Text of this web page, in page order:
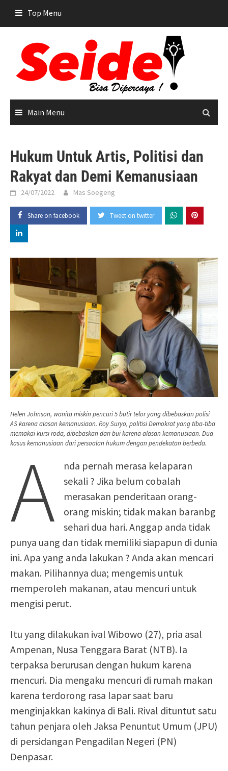
content
Top Menu
Main Menu
Hukum Untuk Artis, Politisi dan
Rakyat dan Demi Kemanusiaan
24/07/2022 Mas Soegeng
Share on facebook Tweet on twitter
Helen Johnson, wanita miskin pencuri 5 butir telor yang dibebaskan polisi
AS karena alasan kemanusiaan. Roy Suryo, politisi Demokrat yang tiba-tiba
memakai kursi roda, dibebaskan dari bui karena alasan kemanusiaan. Dua
kasus kemanusiaan dari persoalan hukum dengan pendekatan berbeda.
A
nda pernah merasa kelaparan
sekali ? Jika belum cobalah
merasakan penderitaan orang-
orang miskin; tidak makan baranbg
sehari dua hari. Anggap anda tidak
punya uang dan tidak memiliki siapapun di dunia
ini. Apa yang anda lakukan ? Anda akan mencari
makan. Pilihannya dua; mengemis untuk
memperoleh makanan, atau mencuri untuk
mengisi perut.
Itu yang dilakukan ival Wibowo (27), pria asal
Ampenan, Nusa Tenggara Barat (NTB). Ia
terpaksa berurusan dengan hukum karena
mencuri. Dia mengaku mencuri di rumah makan
karena terdorong rasa lapar saat baru
menginjakkan kakinya di Bali. Rival dituntut satu
tahun penjara oleh Jaksa Penuntut Umum (JPU)
di persidangan Pengadilan Negeri (PN)
Denpasar.